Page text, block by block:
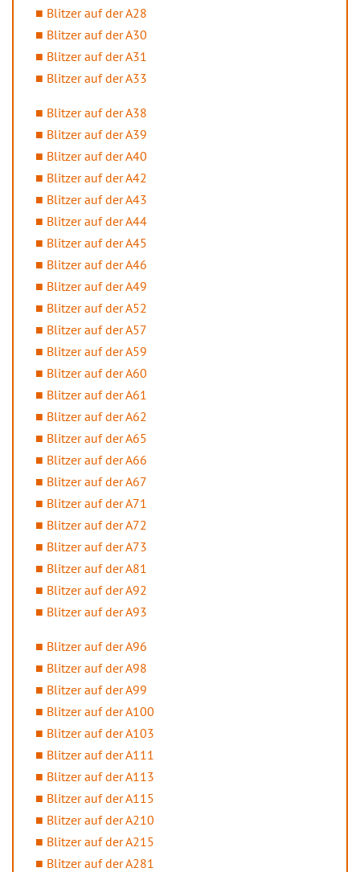
Blitzer auf der A28
Blitzer auf der A30
Blitzer auf der A31
Blitzer auf der A33
Blitzer auf der A38
Blitzer auf der A39
Blitzer auf der A40
Blitzer auf der A42
Blitzer auf der A43
Blitzer auf der A44
Blitzer auf der A45
Blitzer auf der A46
Blitzer auf der A49
Blitzer auf der A52
Blitzer auf der A57
Blitzer auf der A59
Blitzer auf der A60
Blitzer auf der A61
Blitzer auf der A62
Blitzer auf der A65
Blitzer auf der A66
Blitzer auf der A67
Blitzer auf der A71
Blitzer auf der A72
Blitzer auf der A73
Blitzer auf der A81
Blitzer auf der A92
Blitzer auf der A93
Blitzer auf der A96
Blitzer auf der A98
Blitzer auf der A99
Blitzer auf der A100
Blitzer auf der A103
Blitzer auf der A111
Blitzer auf der A113
Blitzer auf der A115
Blitzer auf der A210
Blitzer auf der A215
Blitzer auf der A281